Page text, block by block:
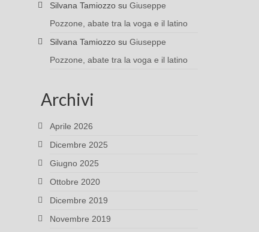
Silvana Tamiozzosu Giuseppe
Pozzone, abate tra la voga e il latino
Silvana Tamiozzosu Giuseppe
Pozzone, abate tra la voga e il latino
Archivi
Aprile 2026
Dicembre 2025
Giugno 2025
Ottobre 2020
Dicembre 2019
Novembre 2019